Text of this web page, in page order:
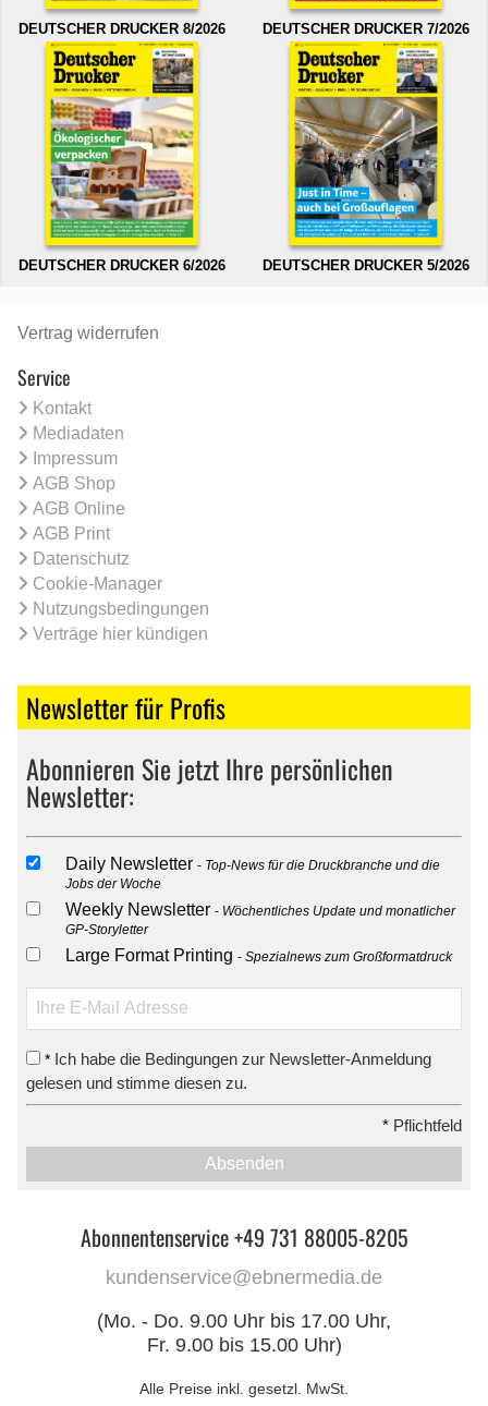
DEUTSCHER DRUCKER 8/2026 DEUTSCHER DRUCKER 7/2026
DEUTSCHER DRUCKER 6/2026 DEUTSCHER DRUCKER 5/2026
Vertrag widerrufen
Service
Kontakt
Mediadaten
Impressum
AGB Shop
AGB Online
AGB Print
Datenschutz
Cookie-Manager
Nutzungsbedingungen
Verträge hier kündigen
Newsletter für Profis
Abonnieren Sie jetzt Ihre persönlichen
Newsletter:
Daily Newsletter
Top-News für die Druckbranche und die
Jobs der Woche
Weekly Newsletter
Wöchentliches Update und monatlicher
GP-Storyletter
Large Format Printing Spezialnews zum Großformatdruck
* Ich habe die Bedingungen zur Newsletter-Anmeldung
gelesen und stimme diesen zu.
* Pflichtfeld
Absenden
Abonnentenservice +49 731 88005-8205
kundenservice@ebnermedia.de
(Mo. - Do. 9.00 Uhr bis 17.00 Uhr,
Fr. 9.00 bis 15.00 Uhr)
Alle Preise inkl. gesetzl. MwSt.